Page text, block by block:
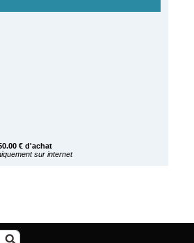
€ d'achat
sur internet